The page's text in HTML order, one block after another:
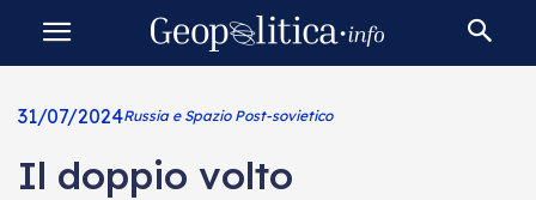
31/07/2024Russia e Spazio Post-sovietico
Il doppio volto